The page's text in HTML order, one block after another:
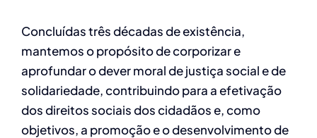
Concluídas três décadas de existência,
mantemos o propósito de corporizar e
aprofundar o dever moral de justiça social e de
solidariedade, contribuindo para a efetivação
dos direitos sociais dos cidadãos e, como
objetivos, a promoção e o desenvolvimento de